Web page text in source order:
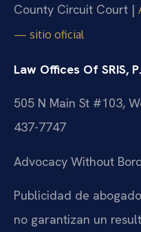
County Circuit Court |
— sitio oficial
Law Offices Of SRIS,
505 N Main St #103,
437-7747
Advocacy Without
Publicidad de
no garantizan un